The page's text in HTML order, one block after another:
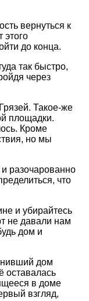
вернуться к
этого
до конца.
так быстро,
через
Такое-же
площадки.
Кроме
но мы
разочарованно
что
и убирайтесь
не давали нам
дом и
дом
оставалась
в доме
взгляд,